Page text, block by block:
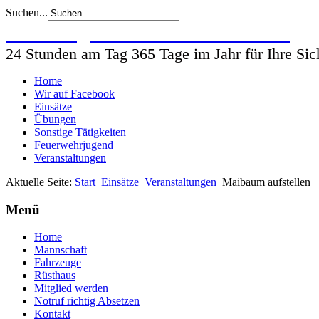
Suchen...
24 Stunden am Tag 365 Tage im Jahr für Ihre
Home
Wir auf Facebook
Einsätze
Übungen
Sonstige Tätigkeiten
Feuerwehrjugend
Veranstaltungen
Aktuelle Seite: Start Einsätze Veranstaltungen Maibaum aufstellen
Menü
Home
Mannschaft
Fahrzeuge
Rüsthaus
Mitglied werden
Notruf richtig Absetzen
Kontakt